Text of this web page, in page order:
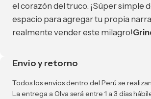
el corazón del truco. ¡Súper simple
espacio para agregar tu propia
realmente vender este milagro!
Envio y retorno
Todos los envios dentro del Perú se
La entrega a Olva será entre 1 a 3 días